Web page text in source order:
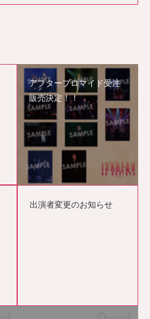
アフターブロマイド受注
販売決定！！
出演者変更のお知らせ